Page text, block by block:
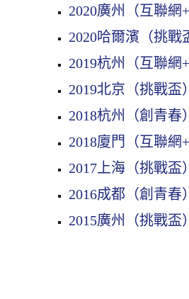
2020廣州（互聯網+
2020哈爾濱（挑戰
2019杭州（互聯網+
2019北京（挑戰盃）
2018杭州（創青春）
2018廈門（互聯網+
2017上海（挑戰盃）
2016成都（創青春）
2015廣州（挑戰盃）